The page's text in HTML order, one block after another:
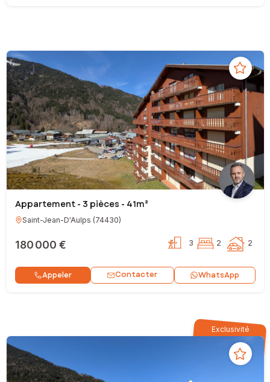
Appartement - 3 pièces - 41m²
Saint-Jean-D'Aulps (74430)
180 000 € 3 2 2
Appeler Contacter WhatsApp
Exclusivité